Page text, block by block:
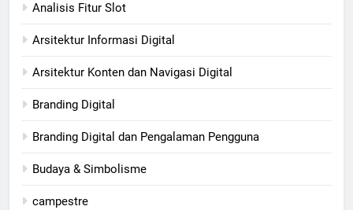
Analisis Fitur Slot
Arsitektur Informasi Digital
Arsitektur Konten dan Navigasi Digital
Branding Digital
Branding Digital dan Pengalaman Pengguna
Budaya & Simbolisme
campestre